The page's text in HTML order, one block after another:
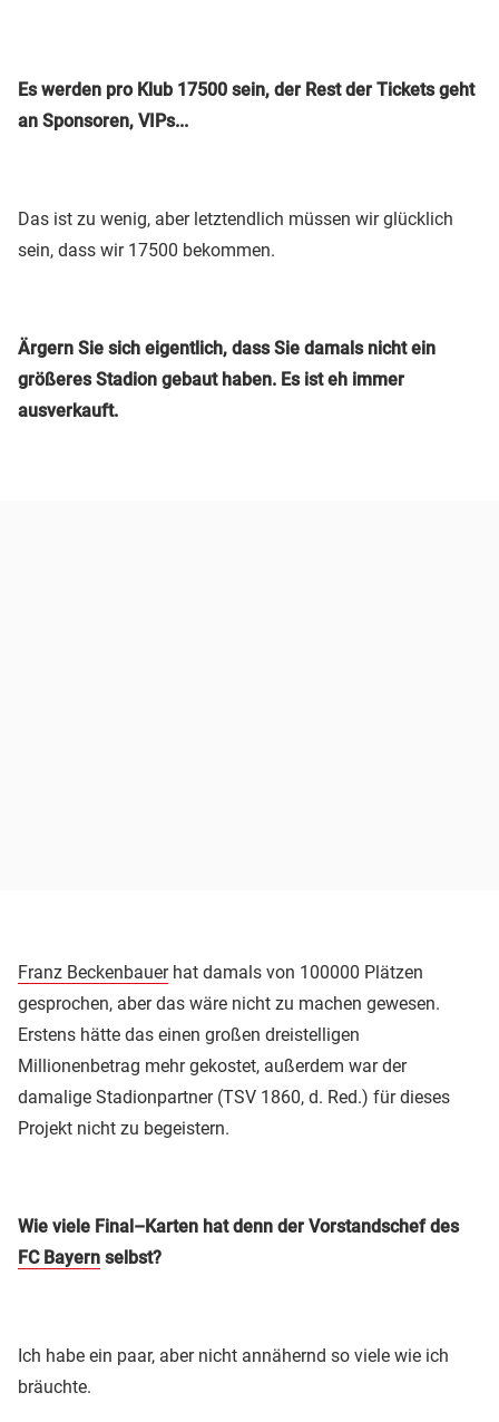
Es werden pro Klub 17500 sein, der Rest der Tickets geht
an Sponsoren, VIPs...
Das ist zu wenig, aber letztendlich müssen wir glücklich
sein, dass wir 17500 bekommen.
Ärgern Sie sich eigentlich, dass Sie damals nicht ein
größeres Stadion gebaut haben. Es ist eh immer
ausverkauft.
Franz Beckenbauerhat damals von 100000 Plätzen
gesprochen, aber das wäre nicht zu machen gewesen.
Erstens hätte das einen großen dreistelligen
Millionenbetrag mehr gekostet, außerdem war der
damalige Stadionpartner (TSV 1860, d. Red.) für dieses
Projekt nicht zu begeistern.
Wie viele Final–Karten hat denn der Vorstandschef des
FC Bayern selbst?
Ich habe ein paar, aber nicht annähernd so viele wie ich
bräuchte.